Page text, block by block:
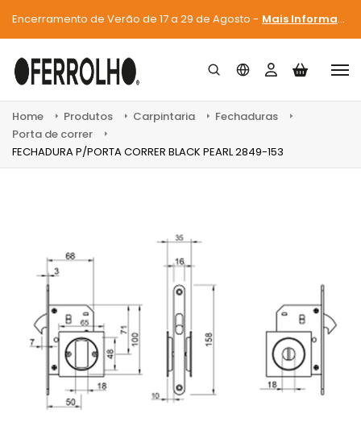
Encerramento de Verão de 17 a 29 de Agosto - Mais Informações
Home Produtos Carpintaria
Fechaduras
Porta de correr
FECHADURA P/PORTA CORRER BLACK PEARL 2849-153